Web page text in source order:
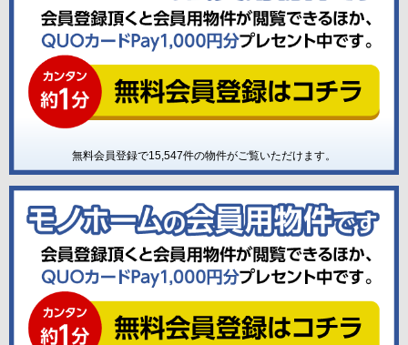
無料会員登録で15,547件の物件がご覧いただけます。